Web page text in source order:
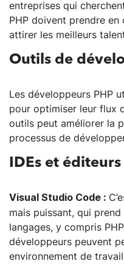
entreprises qui
PHP doivent prendre
attirer les meilleurs
Outils de
Les développeurs PHP
pour optimiser leur flux
outils peut améliorer la
processus de
IDEs et
Visual Studio Code :
mais puissant, qui
langages, y compris
développeurs peuvent
environnement de